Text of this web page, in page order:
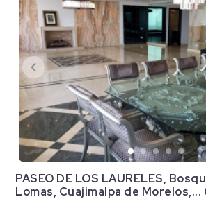
PASEO DE LOS LAURELES,
Lomas, Cuajimalpa de Morelos,...